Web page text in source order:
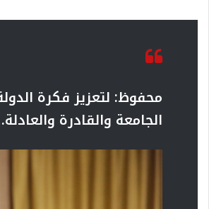
محفوظ: لتعزيز فكرة
الجامعة والقادرة والعادلة